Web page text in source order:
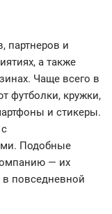
партнеров и
а также
Чаще всего в
футболки, кружки,
и стикеры.
Подобные
— их
в повседневной